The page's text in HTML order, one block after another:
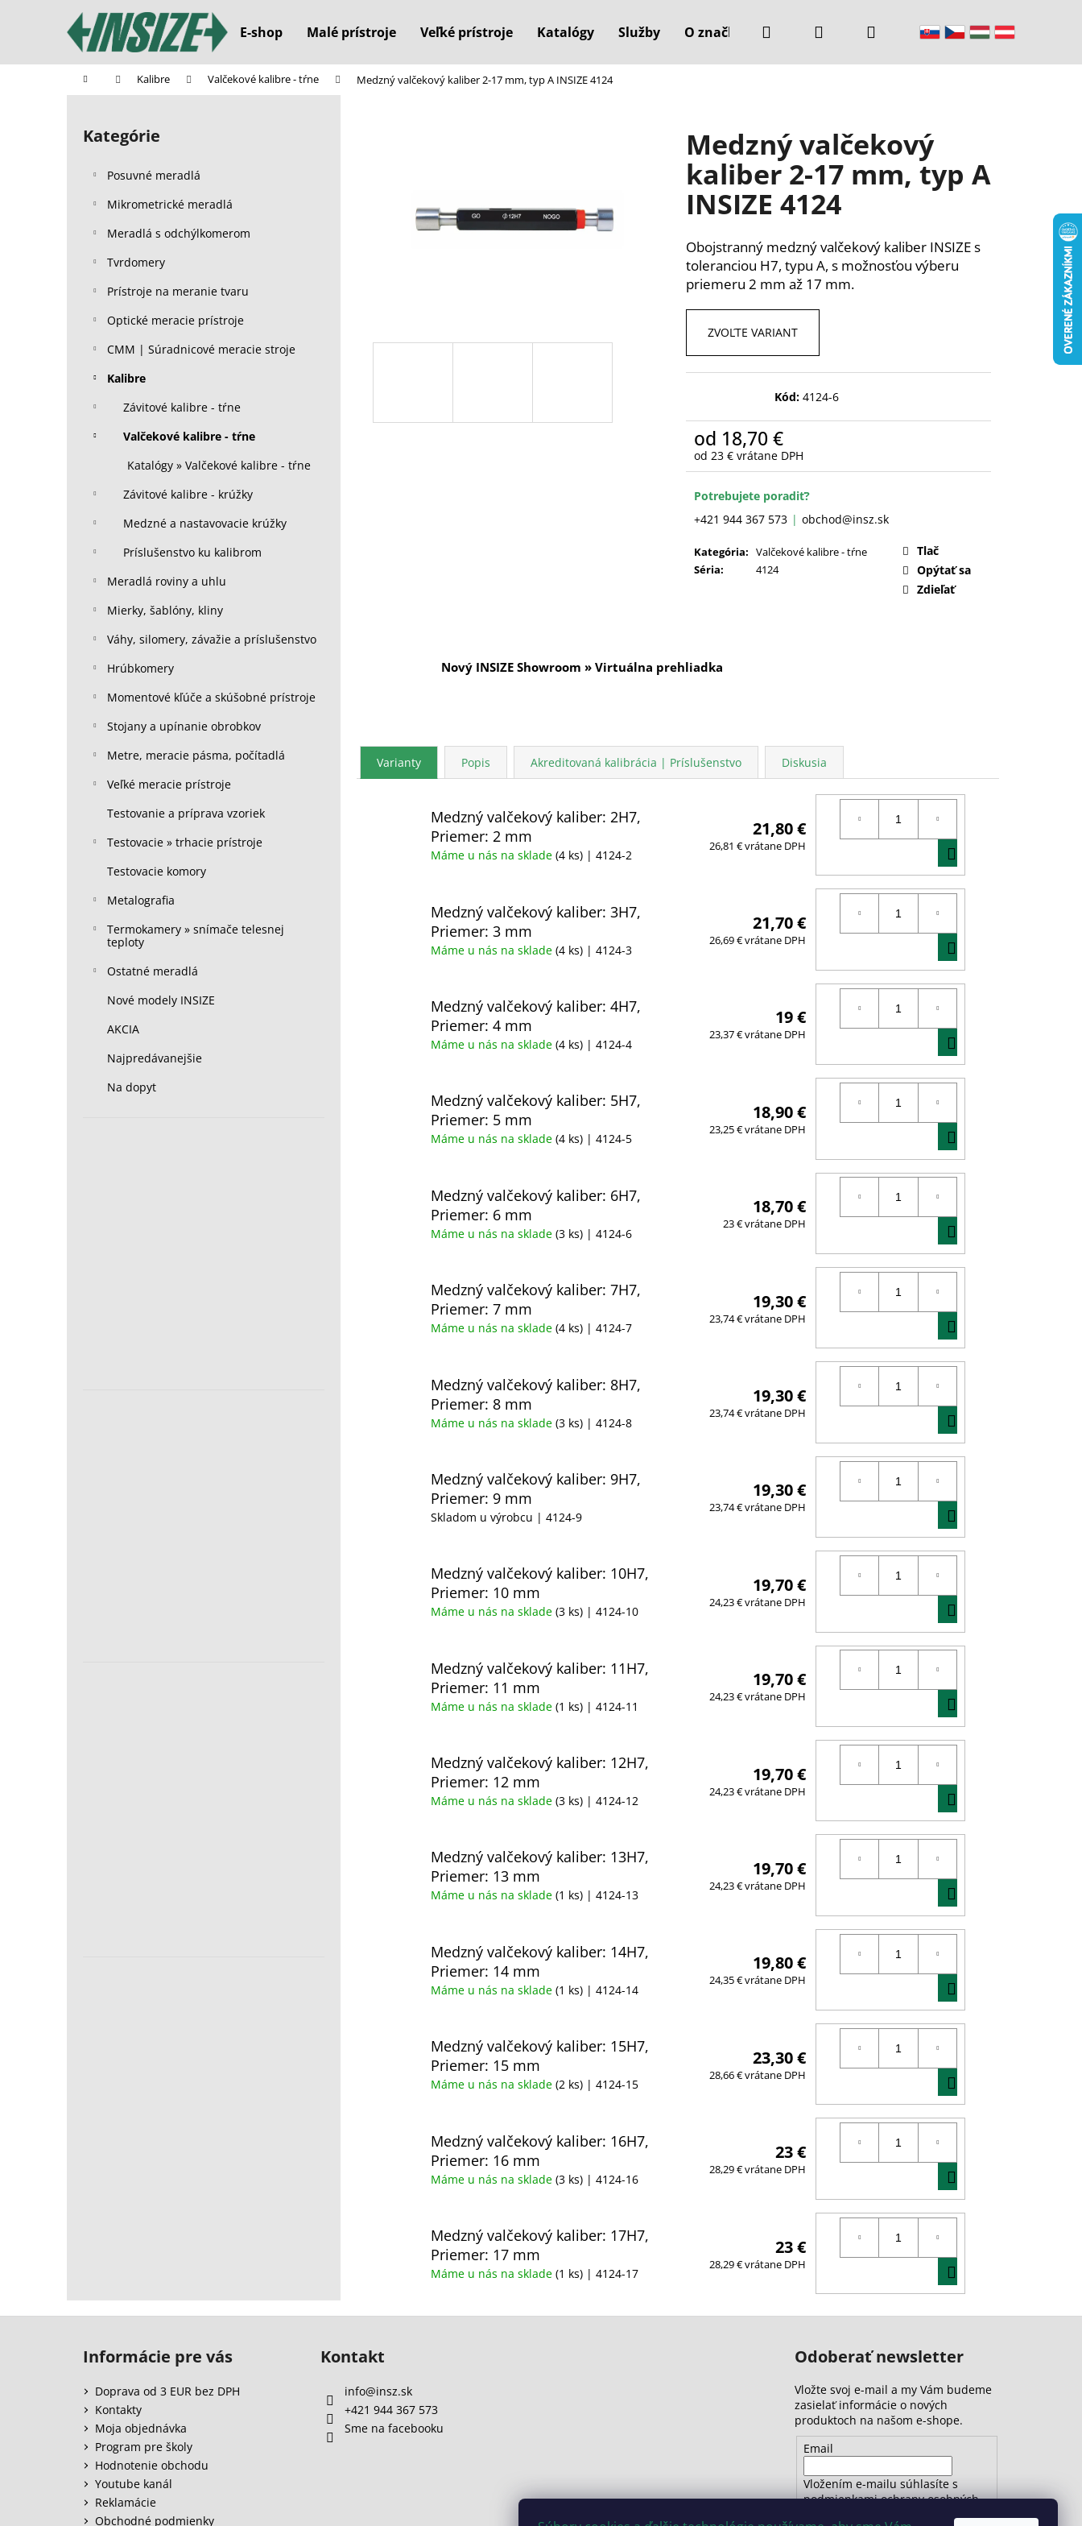
E-shop Malé prístroje Veľké prístroje Katalógy Služby O značke Kontakty
Hľadať PrihlásenieNákupný
Domov Kalibre Valčekové kalibre - tŕne Medzný valčekový kaliber 2-17 mm, typ A INSIZE 4124
B
Preskočiť
kategórie
Kategórie
Posuvné meradlá
Mikrometrické meradlá
Meradlá s odchýlkomerom
Tvrdomery
Prístroje na meranie tvaru
Optické meracie prístroje
CMM | Súradnicové meracie stroje
Kalibre
Závitové kalibre - tŕne
Valčekové kalibre - tŕne
Katalógy » Valčekové kalibre - tŕne
Závitové kalibre - krúžky
Medzné a nastavovacie krúžky
Príslušenstvo ku kalibrom
Meradlá roviny a uhlu
Mierky, šablóny, kliny
Váhy, silomery, závažie a príslušenstvo
Hrúbkomery
Momentové kľúče a skúšobné prístroje
Stojany a upínanie obrobkov
Metre, meracie pásma, počítadlá
Veľké meracie prístroje
Testovanie a príprava vzoriek
Testovacie » trhacie prístroje
Testovacie komory
Metalografia
Termokamery » snímače telesnej
teploty
Ostatné meradlá
Nové modely INSIZE
AKCIA
Najpredávanejšie
Na dopyt
Medzný valčekový
kaliber 2-17 mm, typ A
INSIZE 4124
Obojstranný medzný valčekový kaliber INSIZE s
toleranciou H7, typu A, s možnosťou výberu
priemeru 2 mm až 17 mm.
ZVOĽTE VARIANT
Kód: 4124-6
od 18,70 €
od 23 € vrátane DPH
Jednotková
Potrebujete poradiť?
+421 944 367 573
obchod@insz.sk
Kategória: Valčekové kalibre - tŕne
Séria: 4124
Tlač
Opýtať sa
Zdieľať
Nový INSIZE Showroom » Virtuálna prehliadka
Varianty Popis Akreditovaná kalibrácia | Príslušenstvo Diskusia
Medzný valčekový kaliber: 2H7,
Priemer: 2 mm
Máme u nás na sklade (4 ks) | 4124-2
21,80 €
26,81 € vrátane DPH
KOŠÍKA
Medzný valčekový kaliber: 3H7,
Priemer: 3 mm
Máme u nás na sklade (4 ks) | 4124-3
21,70 €
26,69 € vrátane DPH
KOŠÍKA
Medzný valčekový kaliber: 4H7,
Priemer: 4 mm
Máme u nás na sklade (4 ks) | 4124-4
19 €
23,37 € vrátane DPH
KOŠÍKA
Medzný valčekový kaliber: 5H7,
Priemer: 5 mm
Máme u nás na sklade (4 ks) | 4124-5
18,90 €
23,25 € vrátane DPH
KOŠÍKA
Medzný valčekový kaliber: 6H7,
Priemer: 6 mm
Máme u nás na sklade (3 ks) | 4124-6
18,70 €
23 € vrátane DPH
KOŠÍKA
Medzný valčekový kaliber: 7H7,
Priemer: 7 mm
Máme u nás na sklade (4 ks) | 4124-7
19,30 €
23,74 € vrátane DPH
KOŠÍKA
Medzný valčekový kaliber: 8H7,
Priemer: 8 mm
Máme u nás na sklade (3 ks) | 4124-8
19,30 €
23,74 € vrátane DPH
KOŠÍKA
Medzný valčekový kaliber: 9H7,
Priemer: 9 mm
Skladom u výrobcu | 4124-9
19,30 €
23,74 € vrátane DPH
KOŠÍKA
Medzný valčekový kaliber: 10H7,
Priemer: 10 mm
Máme u nás na sklade (3 ks) | 4124-10
19,70 €
24,23 € vrátane DPH
KOŠÍKA
Medzný valčekový kaliber: 11H7,
Priemer: 11 mm
Máme u nás na sklade (1 ks) | 4124-11
19,70 €
24,23 € vrátane DPH
KOŠÍKA
Medzný valčekový kaliber: 12H7,
Priemer: 12 mm
Máme u nás na sklade (3 ks) | 4124-12
19,70 €
24,23 € vrátane DPH
KOŠÍKA
Medzný valčekový kaliber: 13H7,
Priemer: 13 mm
Máme u nás na sklade (1 ks) | 4124-13
19,70 €
24,23 € vrátane DPH
KOŠÍKA
Medzný valčekový kaliber: 14H7,
Priemer: 14 mm
Máme u nás na sklade (1 ks) | 4124-14
19,80 €
24,35 € vrátane DPH
KOŠÍKA
Medzný valčekový kaliber: 15H7,
Priemer: 15 mm
Máme u nás na sklade (2 ks) | 4124-15
23,30 €
28,66 € vrátane DPH
KOŠÍKA
Medzný valčekový kaliber: 16H7,
Priemer: 16 mm
Máme u nás na sklade (3 ks) | 4124-16
23 €
28,29 € vrátane DPH
KOŠÍKA
Medzný valčekový kaliber: 17H7,
Priemer: 17 mm
Máme u nás na sklade (1 ks) | 4124-17
23 €
28,29 € vrátane DPH
KOŠÍKA
í
Späť
do
Späť
do
Čo potrebujete nájsť?
Odporúčame
Informácie pre vás
Doprava od 3 EUR bez DPH
Kontakty
Moja objednávka
Program pre školy
Hodnotenie obchodu
Youtube kanál
Reklamácie
Obchodné podmienky
Kontakt
info@insz.sk
+421 944 367 573
Sme na facebooku
Odoberať newsletter
Vložte svoj e-mail a my Vám budeme
zasielať informácie o nových
produktoch na našom e-shope.
Email
Vložením e-mailu súhlasíte s
podmienkami ochrany osobných